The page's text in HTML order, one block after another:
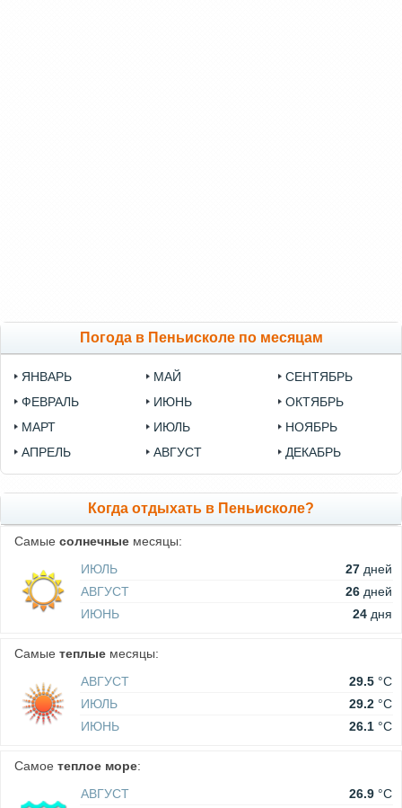
Погода в Пеньисколе по месяцам
ЯНВАРЬ
ФЕВРАЛЬ
МАРТ
АПРЕЛЬ
МАЙ
ИЮНЬ
ИЮЛЬ
АВГУСТ
СЕНТЯБРЬ
ОКТЯБРЬ
НОЯБРЬ
ДЕКАБРЬ
Когда отдыхать в Пеньисколе?
Самые солнечные месяцы:
ИЮЛЬ
27 дней
АВГУСТ
26 дней
ИЮНЬ
24 дня
Самые теплые месяцы:
АВГУСТ
29.5 °C
ИЮЛЬ
29.2 °C
ИЮНЬ
26.1 °C
Самое теплое море:
АВГУСТ
26.9 °C